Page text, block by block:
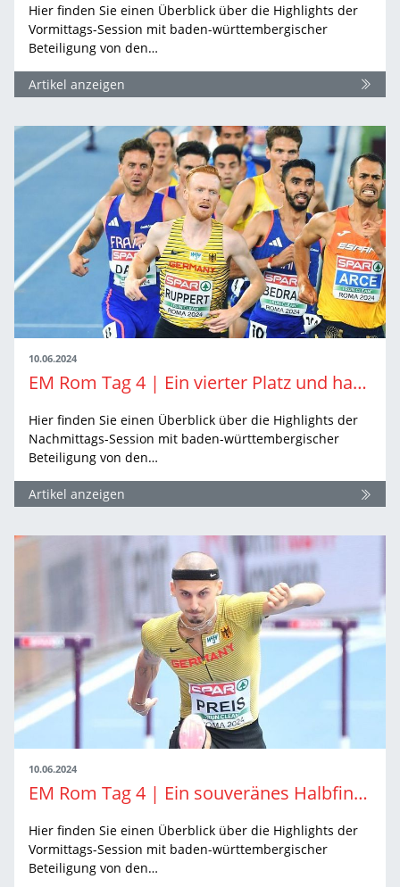
Hier finden Sie einen Überblick über die Highlights der
Vormittags-Session mit baden-württembergischer
Beteiligung von den…
Artikel anzeigen
10.06.2024
EM Rom Tag 4 | Ein vierter Platz und harte Kämpfe
Hier finden Sie einen Überblick über die Highlights der
Nachmittags-Session mit baden-württembergischer
Beteiligung von den…
Artikel anzeigen
10.06.2024
EM Rom Tag 4 | Ein souveränes Halbfinal-Ticket und Start des Zehnkampfs
Hier finden Sie einen Überblick über die Highlights der
Vormittags-Session mit baden-württembergischer
Beteiligung von den…